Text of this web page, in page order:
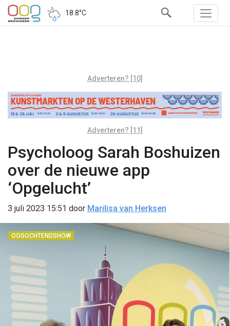
18.8°C
Adverteren? [10]
Adverteren? [11]
Psycholoog Sarah Boshuizen
over de nieuwe app
‘Opgelucht’
3 juli 2023 15:51 door Marilisa van Herksen
OOGOCHTENDSHOW